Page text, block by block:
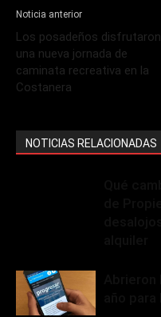
Noticia anterior
Los posadeños disfrutaron
una nueva jornada de
caminata recreativa en la
Costanera
NOTICIAS RELACIONADAS